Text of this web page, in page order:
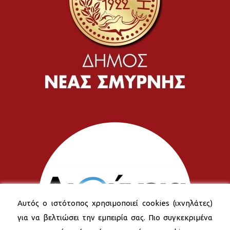
Αυτός ο ιστότοπος χρησιμοποιεί cookies (ιχνηλάτες)
για να βελτιώσει την εμπειρία σας. Πιο συγκεκριμένα